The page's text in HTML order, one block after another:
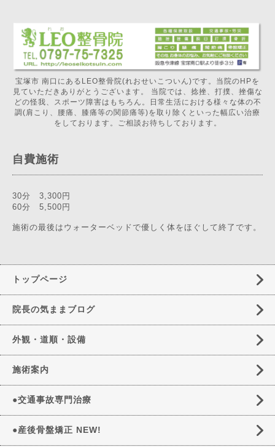
宝塚市 南口にあるLEO整骨院(れおせいこついん)です。当院のHPを
見ていただきありがとうございます。 当院では、捻挫、打撲、挫傷な
どの怪我、スポーツ障害はもちろん。日常生活における様々な体の不
調(肩こり、腰痛、膝痛等の関節痛等)を取り除くといった幅広い治療
をしております。ご相談お待ちしております。
自費施術
30分 3,300円
60分 5,500円
施術の最後はウォーターベッドで優しく体をほぐして終了です。
トップページ
院長の気ままブログ
外観・道順・設備
施術案内
●交通事故専門治療
●産後骨盤矯正 NEW!